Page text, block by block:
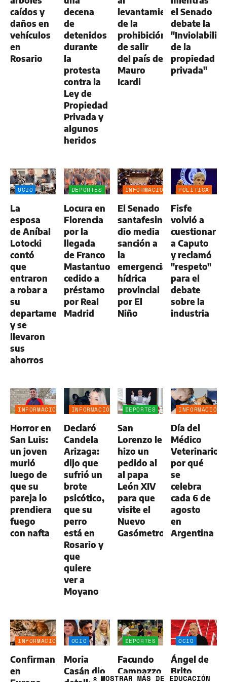
caídos y
daños en
vehículos
en
Rosario
decena
de
detenidos
durante
la
protesta
contra la
Ley de
Propiedad
Privada y
algunos
heridos
levantamiento
de la
prohibición
de salir
del país de
Mauro
Icardi
el Senado
debate la
de la
propiedad
privada"
OCIO
La
esposa
de Aníbal
Lotocki
contó
que
entraron
a robar a
su
departamento
y se
llevaron
sus
ahorros
DEPORTES
Locura en
Florencia
por la
llegada
de Franco
Mastantuono,
cedido a
préstamo
por Real
Madrid
INFORMACIÓN
El Senado
santafesino
dio media
sanción a
la
emergencia
hídrica
provincial
por El
Niño
POLÍTICA
Fisfe
volvió a
cuestionar
a Caputo
y reclamó
"respeto"
para el
debate
sobre la
industria
INFORMACIÓN
Horror en
San Luis:
un joven
murió
luego de
que su
pareja lo
prendiera
fuego
con nafta
INFORMACIÓN
Declaró
Candela
Arizaga:
dijo que
sufrió un
brote
psicótico,
que su
perro
está en
Rosario y
que
quiere
ver a
Moyano
DEPORTES
San
Lorenzo le
hizo un
pedido al
al papa
León XIV
para que
visite el
Nuevo
Gasómetro
INFORMACIÓN
Día del
Médico
Veterinario:
por qué
se
celebra
cada 6 de
agosto
en
Argentina
INFORMACIÓN
Confirman
en
OCIO
Moria
Casán dio
DEPORTES
Facundo
Campazzo
OCIO
Ángel de
Brito
» MOSTRAR MÁS DE EDUCACIÓN